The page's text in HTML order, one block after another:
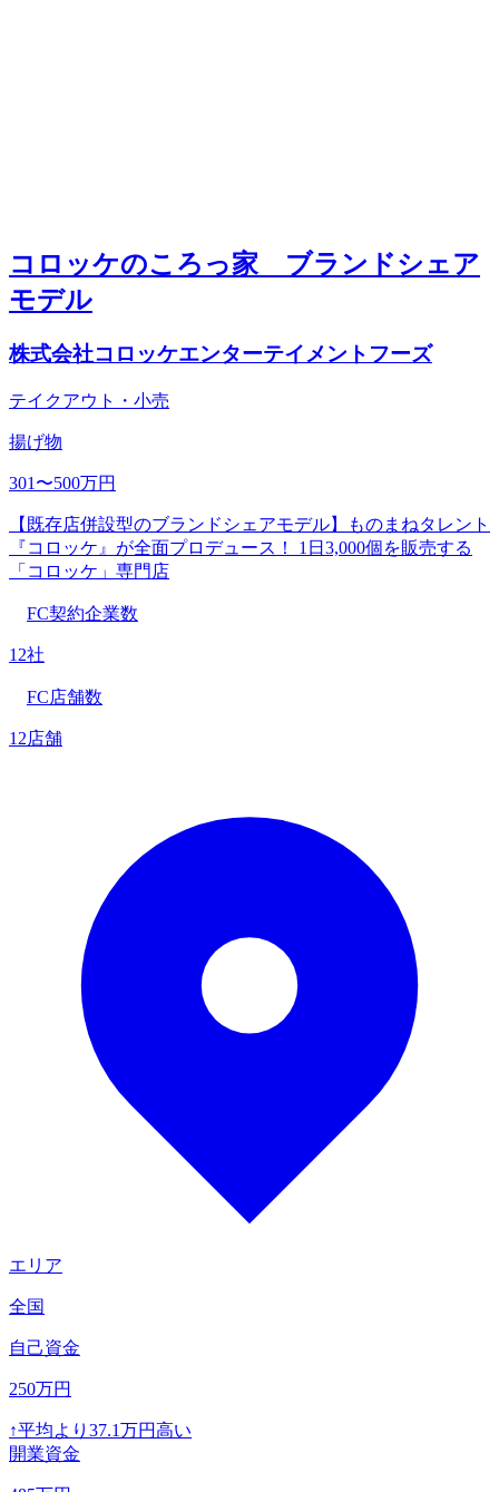
コロッケのころっ家 ブランドシェア
モデル
株式会社コロッケエンターテイメントフーズ
テイクアウト・小売
揚げ物
301〜500万円
【既存店併設型のブランドシェアモデル】ものまねタレント
『コロッケ』が全面プロデュース！ 1日3,000個を販売する
「コロッケ」専門店
FC契約企業数
12社
FC店舗数
12店舗
エリア
全国
自己資金
250万円
↑平均より 37.1万円高い
開業資金